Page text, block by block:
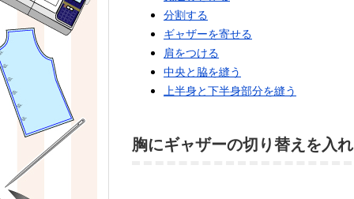
分割する
ギャザーを寄せる
肩をつける
中央と脇を縫う
上半身と下半身部分を縫う
胸にギャザーの切り替えを入